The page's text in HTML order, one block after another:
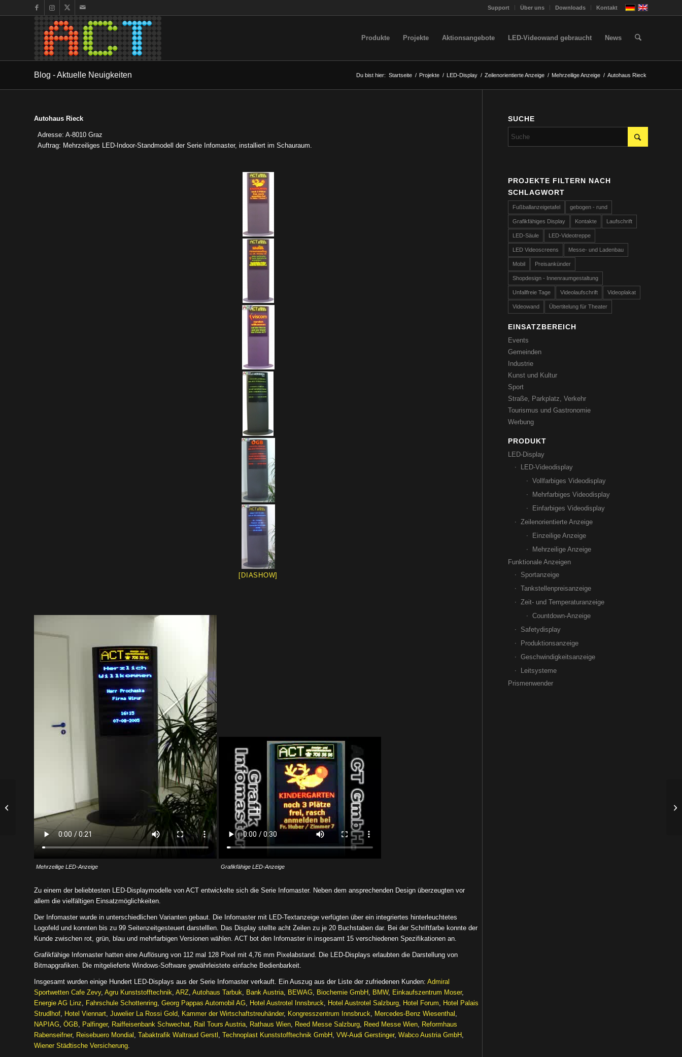
Support Über uns Downloads Kontakt
Produkte Projekte Aktionsangebote LED-Videowand gebraucht News
Blog - Aktuelle Neuigkeiten Du bist hier: Startseite / Projekte / LED-Display / Zeilenorientierte Anzeige / Mehrzeilige Anzeige / Autohaus Rieck
Autohaus Rieck
Adresse: A-8010 Graz
Auftrag: Mehrzeiliges LED-Indoor-Standmodell der Serie Infomaster, installiert im Schauraum.
[DIASHOW]
Mehrzeilige LED-Anzeige Grafikfähige LED-Anzeige
Zu einem der beliebtesten LED-Displaymodelle von ACT entwickelte sich die Serie Infomaster. Neben dem ansprechenden Design überzeugten vor
allem die vielfältigen Einsatzmöglichkeiten.
Der Infomaster wurde in unterschiedlichen Varianten gebaut. Die Infomaster mit LED-Textanzeige verfügten über ein integriertes hinterleuchtetes
Logofeld und konnten bis zu 99 Seitenzeitgesteuert darstelllen. Das Display stellte acht Zeilen zu je 20 Buchstaben dar. Bei der Schriftfarbe konnte der
Kunde zwischen rot, grün, blau und mehrfarbigen Versionen wählen. ACT bot den Infomaster in insgesamt 15 verschiedenen Spezifikationen an.
Grafikfähige Infomaster hatten eine Auflösung von 112 mal 128 Pixel mit 4,76 mm Pixelabstand. Die LED-Displays erlaubten die Darstellung von
Bitmapgrafiken. Die mitgelieferte Windows-Software gewährleistete einfache Bedienbarkeit.
Insgesamt wurden einige Hundert LED-Displays aus der Serie Infomaster verkauft. Ein Auszug aus der Liste der zufriedenen Kunden: Admiral
Sportwetten Cafe Zevy, Agru Kunststofftechnik, ARZ, Autohaus Tarbuk, Bank Austria, BEWAG, Biochemie GmbH, BMW, Einkaufszentrum Moser,
Energie AG Linz, Fahrschule Schottenring, Georg Pappas Automobil AG, Hotel Austrotel Innsbruck, Hotel Austrotel Salzburg, Hotel Forum, Hotel Palais
Strudlhof, Hotel Viennart, Juwelier La Rossi Gold, Kammer der Wirtschaftstreuhänder, Kongresszentrum Innsbruck, Mercedes-Benz Wiesenthal ,
NAPIAG, ÖGB, Palfinger, Raiffeisenbank Schwechat, Rail Tours Austria, Rathaus Wien, Reed Messe Salzburg, Reed Messe Wien, Reformhaus
Rabenseifner, Reisebuero Mondial , Tabaktrafik Waltraud Gerstl , Technoplast Kunststofftechnik GmbH, VW-Audi Gerstinger, Wabco Austria GmbH,
Wiener Städtische Versicherung.
SUCHE
PROJEKTE FILTERN NACH
SCHLAGWORT
Fußballanzeigetafel gebogen - rund
Grafikfähiges Display Kontakte Laufschrift
LED-Säule LED-Videotreppe
LED Videoscreens Messe- und Ladenbau
Mobil Preisankünder
Shopdesign - Innenraumgestaltung
Unfallfreie Tage Videolaufschrift Videoplakat
Videowand Übertitelung für Theater
EINSATZBEREICH
Events
Gemeinden
Industrie
Kunst und Kultur
Sport
Straße, Parkplatz, Verkehr
Tourismus und Gastronomie
Werbung
PRODUKT
LED-Display
LED-Videodisplay
Vollfarbiges Videodisplay
Mehrfarbiges Videodisplay
Einfarbiges Videodisplay
Zeilenorientierte Anzeige
Einzeilige Anzeige
Mehrzeilige Anzeige
Funktionale Anzeigen
Sportanzeige
Tankstellenpreisanzeige
Zeit- und Temperaturanzeige
Countdown-Anzeige
Safetydisplay
Produktionsanzeige
Geschwindigkeitsanzeige
Leitsysteme
Prismenwender
Automobil AG